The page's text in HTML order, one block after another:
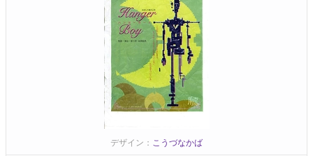
デザイン： こうづなかば